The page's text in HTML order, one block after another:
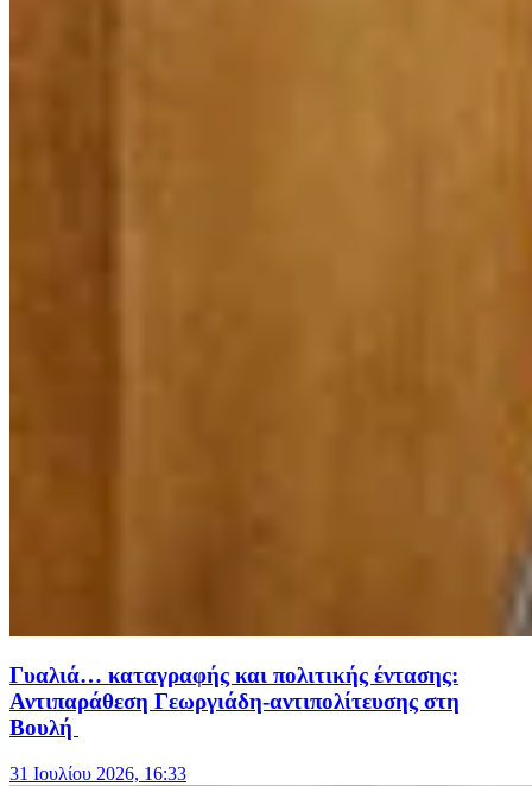
Γυαλιά… καταγραφής και πολιτικής έντασης:
Αντιπαράθεση Γεωργιάδη-αντιπολίτευσης στη
Βουλή
31 Ιουλίου 2026, 16:33